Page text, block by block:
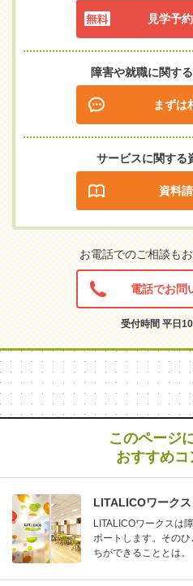
見学予
障害や就職に関す
まずは
サービスに関する
資料
お電話でのご相談も
電話でお問
受付時間 平日
このページ
おすすめコ
LITALICOワーク
LITALICOワークスは
ポートします。その
ちができることとは。